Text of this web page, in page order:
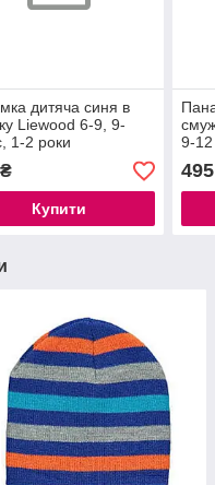
дитяча синя в
Liewood 6-9, 9-
1-2 роки
Купити
9-12
495